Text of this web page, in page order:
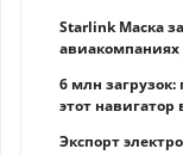
Starlink Маска
авиакомпаниях
6 млн
этот навигатор
Экспорт